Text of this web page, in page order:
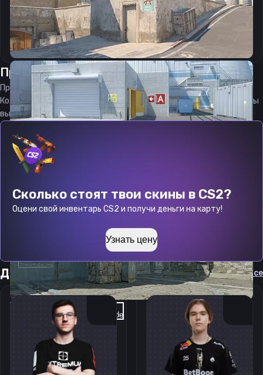
Previous slide Next slide
Скопировать
ПрицелВегиот07.08.2026
Прицел Vegi является актуальным на
07.08.2026
Код прицела
CS 2 стараемся еженедельно обновлять, чтобы
вы могли играть с актуальными настройками игрока.
Сколько стоят твои скины в CS2?
Оцени свой инвентарь CS2 и получи деньги на карту!
Узнать цену
Другие прицелы Cмотреть все